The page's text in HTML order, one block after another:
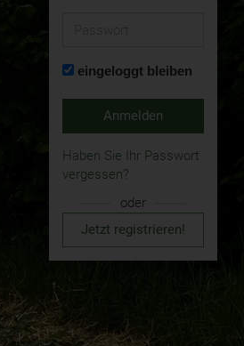
eingeloggt bleiben
Anmelden
Haben Sie Ihr Passwort
vergessen?
oder
Jetzt registrieren!